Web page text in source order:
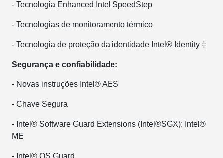
- Tecnologia Enhanced Intel SpeedStep
- Tecnologias de monitoramento térmico
- Tecnologia de proteção da identidade Intel® Identity ‡
Segurança e confiabilidade:
- Novas instruções Intel® AES
- Chave Segura
- Intel® Software Guard Extensions (Intel®SGX): Intel®
ME
- Intel® OS Guard